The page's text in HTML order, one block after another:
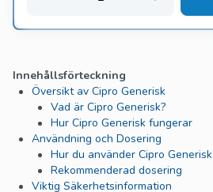
Innehållsförteckning
Översikt av Cipro Generisk
Vad är Cipro Generisk?
Hur Cipro Generisk fungerar
Användning och Dosering
Hur du använder Cipro Generisk
Rekommenderad dosering
Viktig Säkerhetsinformation